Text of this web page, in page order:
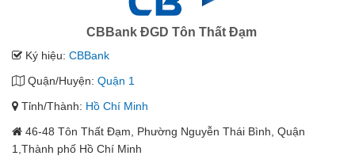
CBBank ĐGD Tôn Thất Đạm
Ký hiệu: CBBank
Quận/Huyện: Quận 1
Tỉnh/Thành: Hồ Chí Minh
46-48 Tôn Thất Đạm, Phường Nguyễn Thái Bình, Quận
1,Thành phố Hồ Chí Minh